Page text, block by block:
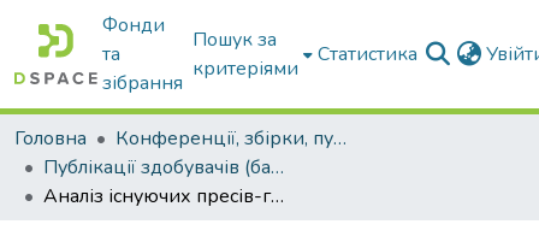
Фонди
та
зібрання
Пошук за
критеріями
Статистика
Головна
Конференції, збірки, публікації молодих вчених і здобувачів : магістрів, бакалаврів, аспірантів.
Публікації здобувачів (бакалаврів. магістрів, аспірантів)
Аналіз існуючих пресів-грануляторів для комбікормів